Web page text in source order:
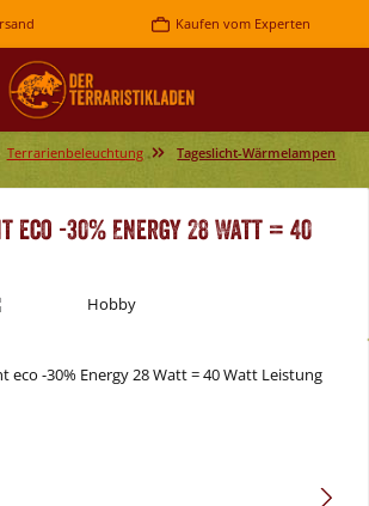
Kaufen vom Experten
Terrarienbeleuchtung Tageslicht-Wärmelampen
eco -30% Energy 28 Watt = 40